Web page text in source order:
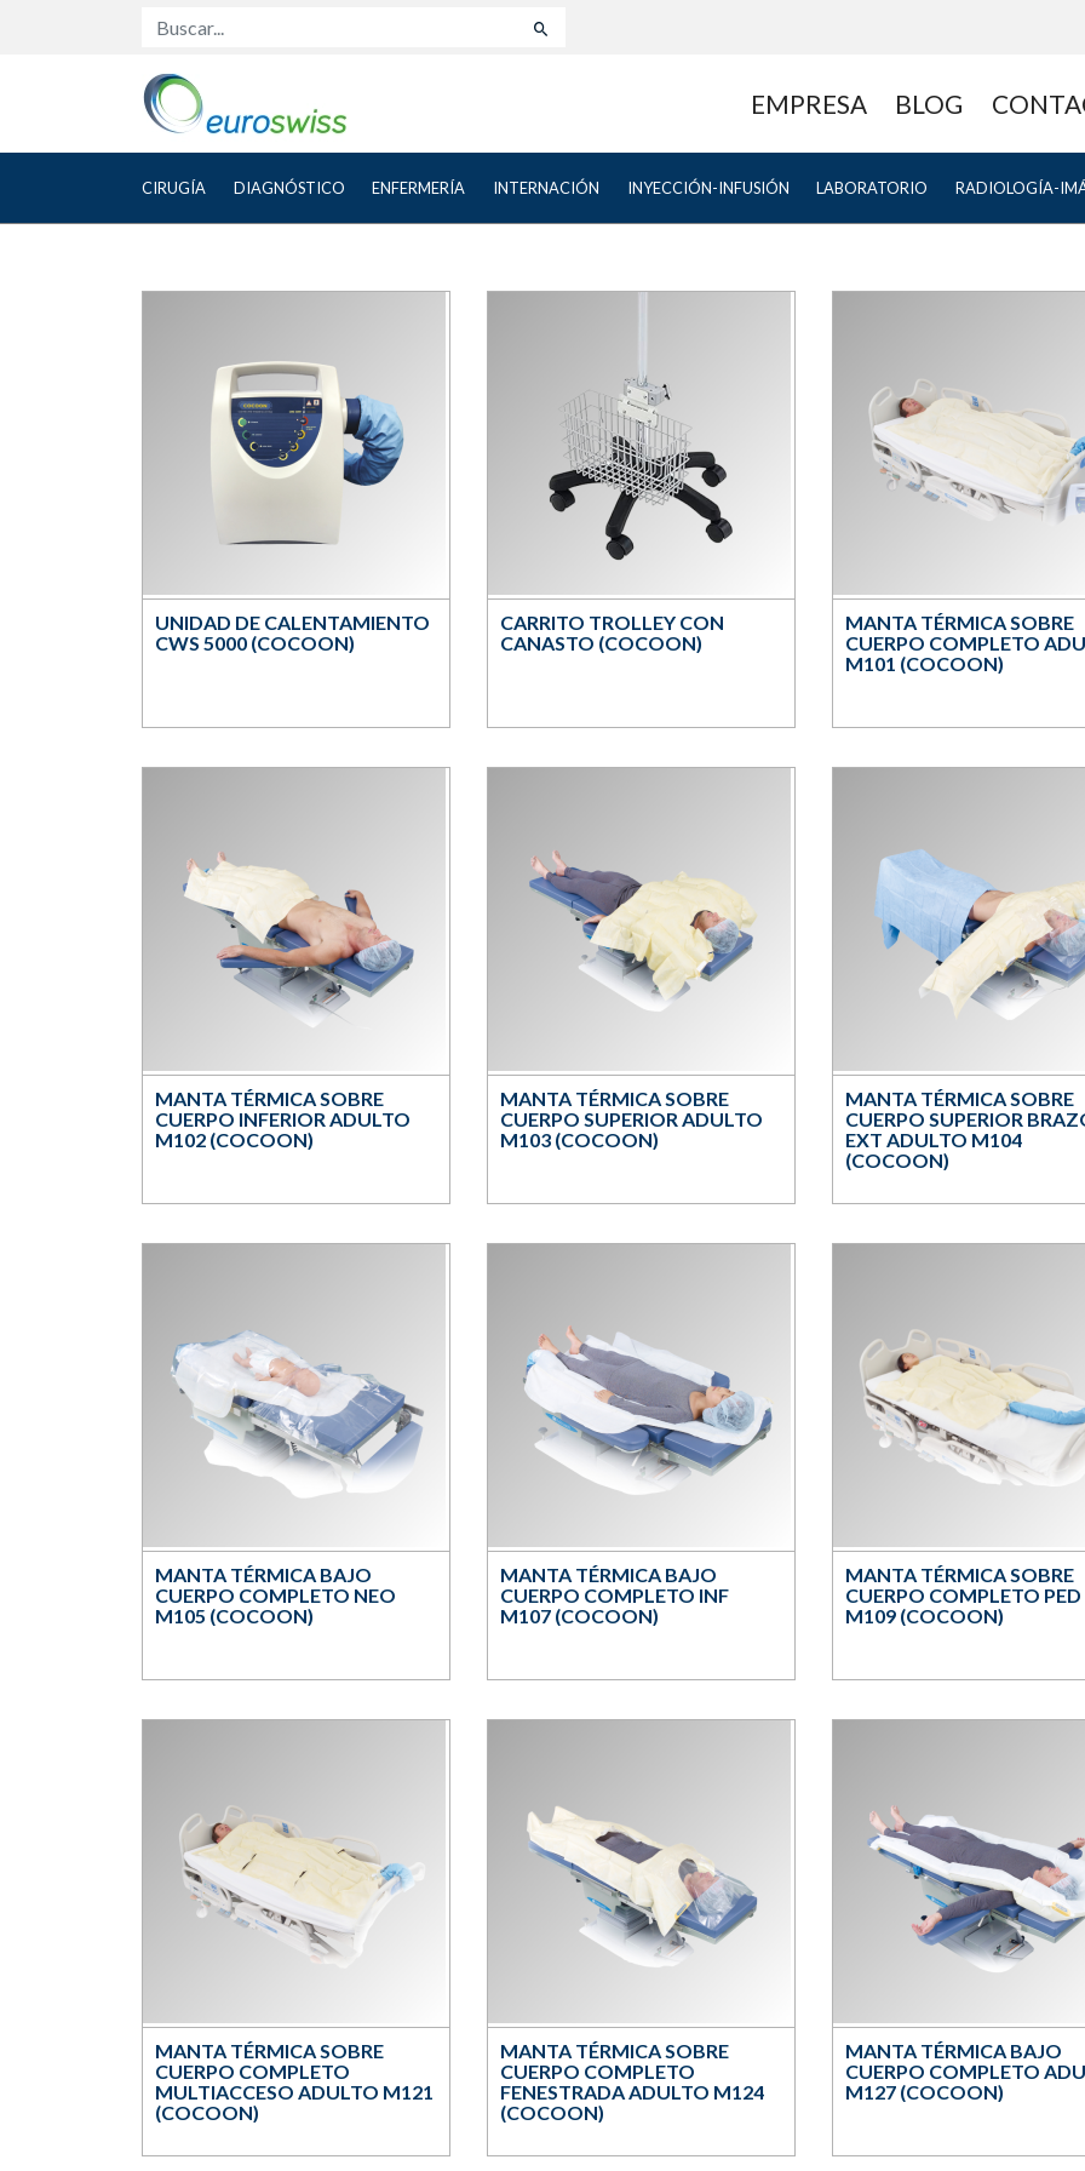
Buscar...
EMPRESA BLOG
CIRUGÍA DIAGNÓSTICO ENFERMERÍA INTERNACIÓN INYECCIÓN-INFUSIÓN LABORATORIO RADIOLOGÍA-
UNIDAD DE CALENTAMIENTO
CWS 5000 (COCOON)
CARRITO TROLLEY CON
CANASTO (COCOON)
MANTA TÉRMICA SOBRE
CUERPO COMPLETO
M101 (COCOON)
MANTA TÉRMICA SOBRE
CUERPO INFERIOR ADULTO
M102 (COCOON)
MANTA TÉRMICA SOBRE
CUERPO SUPERIOR ADULTO
M103 (COCOON)
MANTA TÉRMICA SOBRE
CUERPO SUPERIOR
EXT ADULTO M104
(COCOON)
MANTA TÉRMICA BAJO
CUERPO COMPLETO NEO
M105 (COCOON)
MANTA TÉRMICA BAJO
CUERPO COMPLETO INF
M107 (COCOON)
MANTA TÉRMICA SOBRE
CUERPO COMPLETO PED
M109 (COCOON)
MANTA TÉRMICA SOBRE
CUERPO COMPLETO
MULTIACCESO ADULTO M121
(COCOON)
MANTA TÉRMICA SOBRE
CUERPO COMPLETO
FENESTRADA ADULTO M124
(COCOON)
MANTA TÉRMICA BAJO
CUERPO COMPLETO
M127 (COCOON)